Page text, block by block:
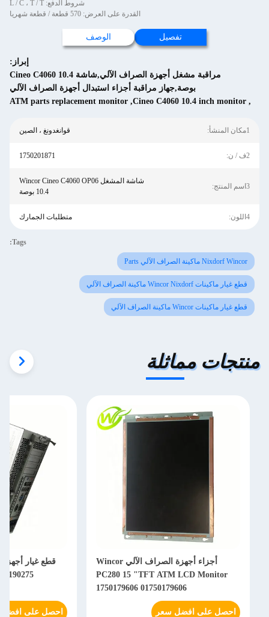
شروط الدفع: L / C ، T / T
القدرة على العرض: 570 قطعة / قطعة شهريا
تفصيل الوصف
إبراز:
مراقبة مشغل أجهزة الصراف الآلي,شاشة Cineo C4060 10.4
بوصة,جهاز مراقبة أجزاء استبدال أجهزة الصراف الآلي
,
Cineo C4060 10.4 inch monitor
,
ATM parts replacement monitor
1مكان المنشأ: قوانغدونغ ، الصين
2ف / ن: 1750201871
3اسم المنتج:
شاشة المشغل Wincor Cineo C4060 OP06
10.4 بوصة
4اللون: متطلبات الجمارك
Tags:
Nixdorf Wincor ماكينة الصراف الآلي Parts
قطع غيار ماكينات Wincor Nixdorf ماكينة الصراف الآلي
قطع غيار ماكينات Wincor ماكينة الصراف الآلي
منتجات مماثلة
أجزاء أجهزة الصراف الآلي Wincor
PC280 15 "TFT ATM LCD Monitor
1750179606 01750179606
احصل على افضل سعر احصل على